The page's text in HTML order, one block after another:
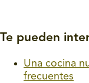
Te pueden
Una cocina
frecuentes